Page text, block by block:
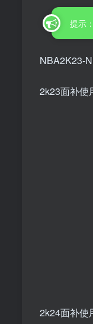
提示
NBA2K23-
2k23面补使
2k24面补使